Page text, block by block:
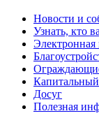
Новости и
Узнать, кто
Электронная
Досуг
Полезная